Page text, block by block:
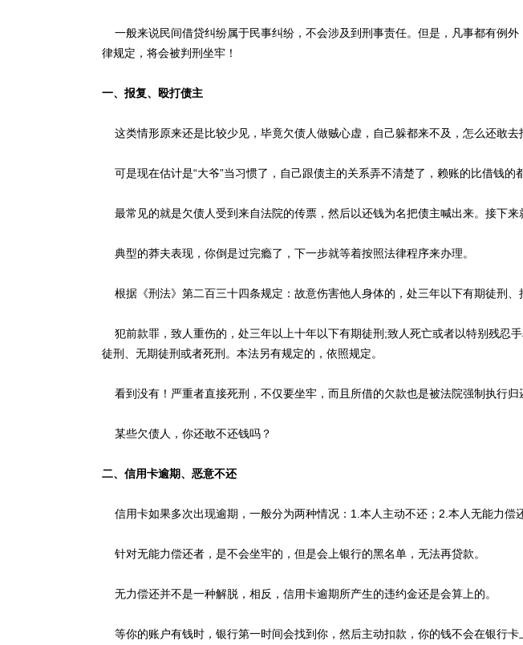
一般来说民间借贷纠纷属于民事纠纷，不会涉及到刑事责任。但是，凡事都有例
律规定，将会被判刑坐牢！
一、报复、殴打债主
这类情形原来还是比较少见，毕竟欠债人做贼心虚，自己躲都来不及，怎么还敢去
可是现在估计是“大爷”当习惯了，自己跟债主的关系弄不清楚了，赖账的比借钱的
最常见的就是欠债人受到来自法院的传票，然后以还钱为名把债主喊出来。接下来
典型的莽夫表现，你倒是过完瘾了，下一步就等着按照法律程序来办理。
根据《刑法》第二百三十四条规定：故意伤害他人身体的，处三年以下有期徒刑、
犯前款罪，致人重伤的，处三年以上十年以下有期徒刑;致人死亡或者以特别残忍
徒刑、无期徒刑或者死刑。本法另有规定的，依照规定。
看到没有！严重者直接死刑，不仅要坐牢，而且所借的欠款也是被法院强制执行归
某些欠债人，你还敢不还钱吗？
二、信用卡逾期、恶意不还
信用卡如果多次出现逾期，一般分为两种情况：1.本人主动不还；2.本人无能力偿
针对无能力偿还者，是不会坐牢的，但是会上银行的黑名单，无法再贷款。
无力偿还并不是一种解脱，相反，信用卡逾期所产生的违约金还是会算上的。
等你的账户有钱时，银行第一时间会找到你，然后主动扣款，你的钱不会在银行卡